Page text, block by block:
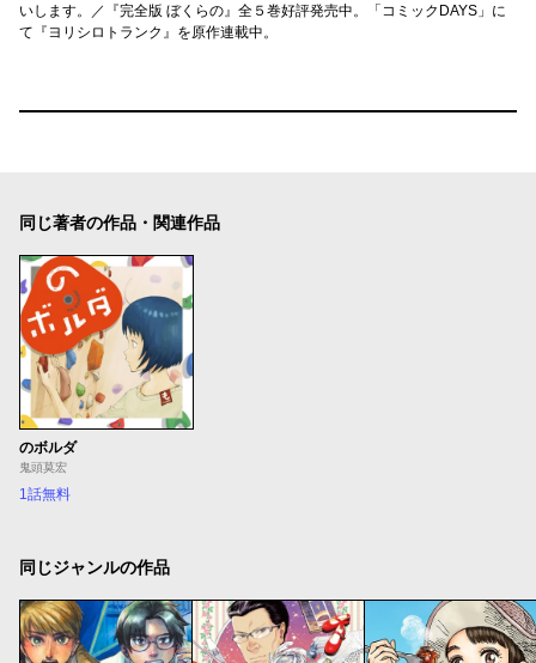
いします。／『完全版 ぼくらの』全５巻好評発売中。「コミックDAYS」に
て『ヨリシロトランク』を原作連載中。
同じ著者の作品・関連作品
のボルダ
鬼頭莫宏
1話無料
同じジャンルの作品